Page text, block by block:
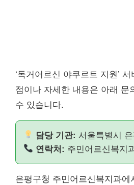
‘독거어르신 야쿠르트 지원’
점이나 자세한 내용은 아래 문
수 있습니다.
담당 기관: 서울특별시
연락처: 주민어르신복지
은평구청 주민어르신복지과에